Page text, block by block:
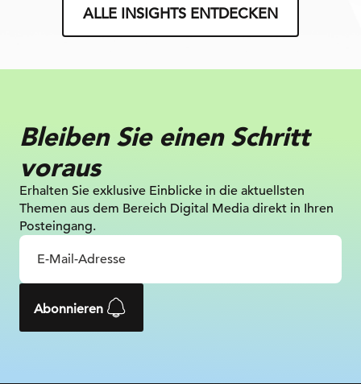
ALLE INSIGHTS ENTDECKEN
Bleiben Sie einen Schritt
voraus
Erhalten Sie exklusive Einblicke in die aktuellsten
Themen aus dem Bereich Digital Media direkt in Ihren
Posteingang.
Abonnieren